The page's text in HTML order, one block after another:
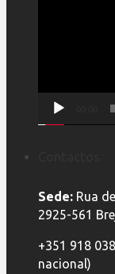
Sede: Rua
2925-561
+351 918
nacional)